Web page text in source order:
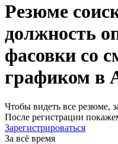
Резюме
должность
фасовки со
графиком в
Чтобы видеть все резюме,
После регистрации
Зарегистрироваться
За всё время